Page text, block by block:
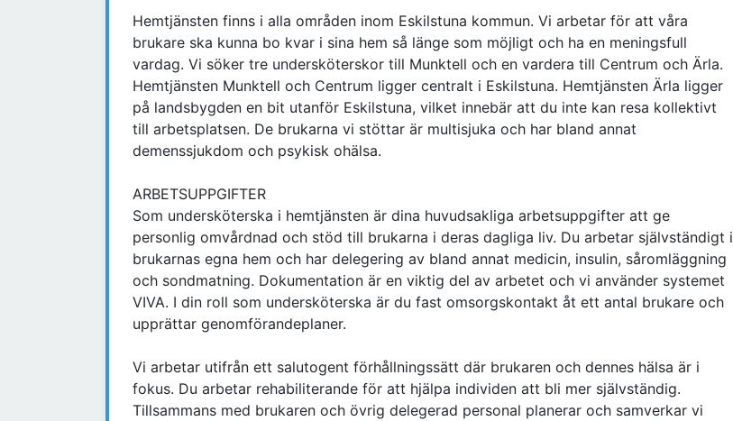
Hemtjänsten finns i alla områden inom Eskilstuna kommun. Vi arbetar för att våra
brukare ska kunna bo kvar i sina hem så länge som möjligt och ha en meningsfull
vardag. Vi söker tre undersköterskor till Munktell och en vardera till Centrum och Ärla.
Hemtjänsten Munktell och Centrum ligger centralt i Eskilstuna. Hemtjänsten Ärla ligger
på landsbygden en bit utanför Eskilstuna, vilket innebär att du inte kan resa kollektivt
till arbetsplatsen. De brukarna vi stöttar är multisjuka och har bland annat
demenssjukdom och psykisk ohälsa.
ARBETSUPPGIFTER
Som undersköterska i hemtjänsten är dina huvudsakliga arbetsuppgifter att ge
personlig omvårdnad och stöd till brukarna i deras dagliga liv. Du arbetar självständigt i
brukarnas egna hem och har delegering av bland annat medicin, insulin, såromläggning
och sondmatning. Dokumentation är en viktig del av arbetet och vi använder systemet
VIVA. I din roll som undersköterska är du fast omsorgskontakt åt ett antal brukare och
upprättar genomförandeplaner.
Vi arbetar utifrån ett salutogent förhållningssätt där brukaren och dennes hälsa är i
fokus. Du arbetar rehabiliterande för att hjälpa individen att bli mer självständig.
Tillsammans med brukaren och övrig delegerad personal planerar och samverkar vi